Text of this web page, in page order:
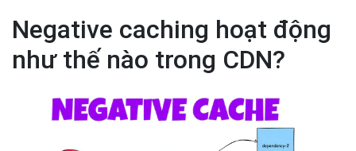
Negative caching hoạt động
như thế nào trong CDN?